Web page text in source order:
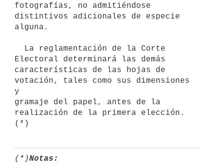
fotografías, no admitiéndose
distintivos adicionales de especie
alguna.
Electoral determinará las demás
características de las hojas de
votación, tales como sus dimensiones
y
gramaje del papel, antes de la
realización de la primera elección.
(*)
(*)Notas: